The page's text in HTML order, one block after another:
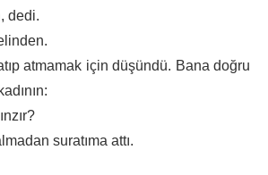
dedi.
atmamak için düşündü. Bana doğru
suratıma attı.